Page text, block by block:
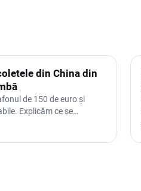
din China din
de 150 de euro și
Explicăm ce se